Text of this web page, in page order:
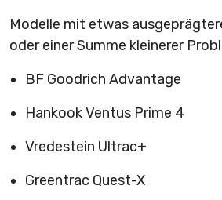
Modelle mit etwas
oder einer Summe kleinerer
BF Goodrich Advantage
Hankook Ventus Prime 4
Vredestein Ultrac+
Greentrac Quest-X